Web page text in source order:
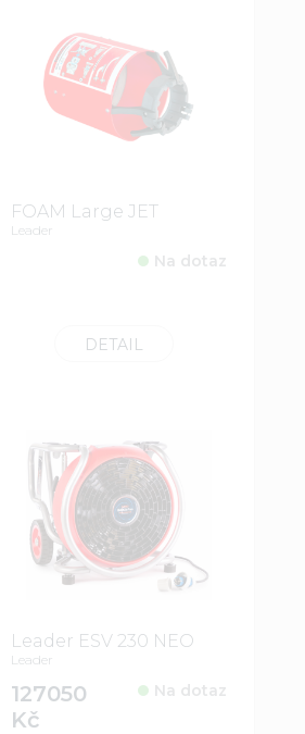
FOAM Large JET
Leader
Na dotaz
DETAIL
Leader ESV 230 NEO
Leader
127050
Kč
Na dotaz